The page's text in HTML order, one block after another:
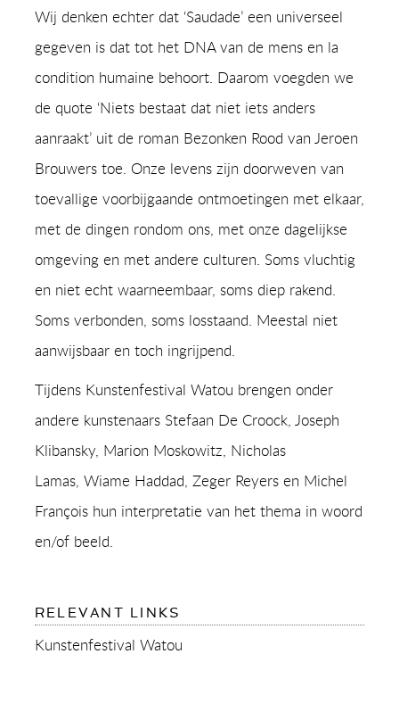
Wij denken echter dat ‘Saudade’ een universeel
gegeven is dat tot het DNA van de mens en la
condition humaine behoort. Daarom voegden we
de quote ‘Niets bestaat dat niet iets anders
aanraakt’ uit de roman Bezonken Rood van Jeroen
Brouwers toe. Onze levens zijn doorweven van
toevallige voorbijgaande ontmoetingen met elkaar,
met de dingen rondom ons, met onze dagelijkse
omgeving en met andere culturen. Soms vluchtig
en niet echt waarneembaar, soms diep rakend.
Soms verbonden, soms losstaand. Meestal niet
aanwijsbaar en toch ingrijpend.
Tijdens Kunstenfestival Watou brengen onder
andere kunstenaars Stefaan De Croock, Joseph
Klibansky, Marion Moskowitz, Nicholas
Lamas, Wiame Haddad, Zeger Reyers en Michel
François hun interpretatie van het thema in woord
en/of beeld.
RELEVANT LINKS
ARTS
FESTIVAL
WATOU
Kunstenfestival Watou